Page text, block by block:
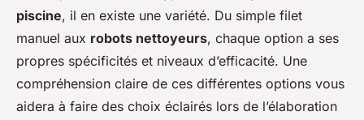
piscine, il en existe une variété. Du simple filet
manuel aux robots nettoyeurs, chaque option a ses
propres spécificités et niveaux d’efficacité. Une
compréhension claire de ces différentes options vous
aidera à faire des choix éclairés lors de l’élaboration